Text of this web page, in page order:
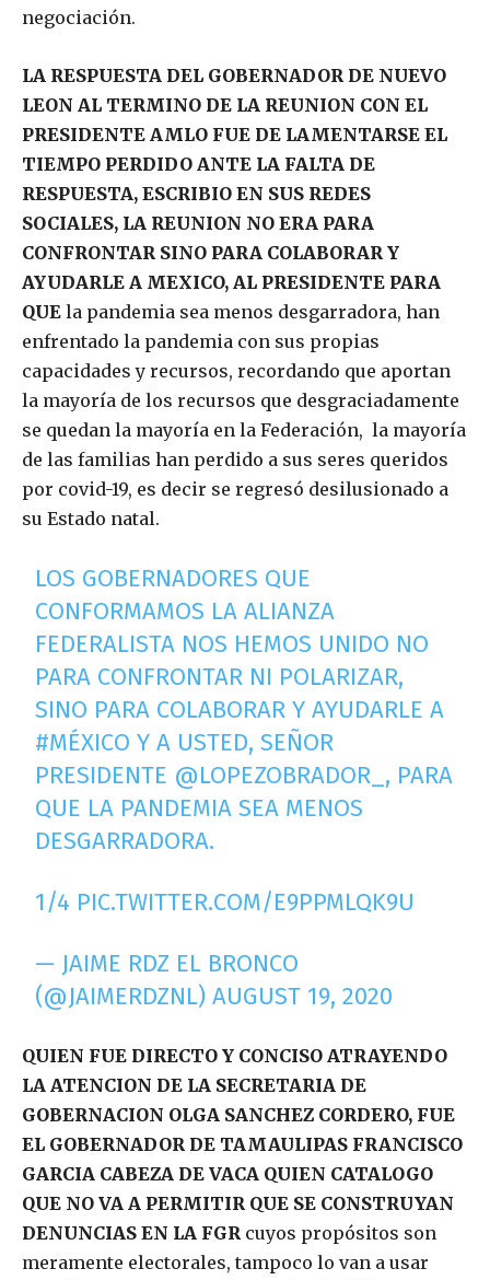
negociación.
LA RESPUESTA DEL GOBERNADOR DE NUEVO
LEON AL TERMINO DE LA REUNION CON EL
PRESIDENTE AMLO FUE DE LAMENTARSE EL
TIEMPO PERDIDO ANTE LA FALTA DE
RESPUESTA, ESCRIBIO EN SUS REDES
SOCIALES, LA REUNION NO ERA PARA
CONFRONTAR SINO PARA COLABORAR Y
AYUDARLE A MEXICO, AL PRESIDENTE PARA
QUE la pandemia sea menos desgarradora, han
enfrentado la pandemia con sus propias
capacidades y recursos, recordando que aportan
la mayoría de los recursos que desgraciadamente
se quedan la mayoría en la Federación, la mayoría
de las familias han perdido a sus seres queridos
por covid-19, es decir se regresó desilusionado a
su Estado natal.
LOS GOBERNADORES QUE
CONFORMAMOS LA ALIANZA
FEDERALISTA NOS HEMOS UNIDO NO
PARA CONFRONTAR NI POLARIZAR,
SINO PARA COLABORAR Y AYUDARLE A
#MÉXICO Y A USTED, SEÑOR
PRESIDENTE @LOPEZOBRADOR_ , PARA
QUE LA PANDEMIA SEA MENOS
DESGARRADORA.
1/4 PIC.TWITTER.COM/E9PPMLQK9U
— JAIME RDZ EL BRONCO
(@JAIMERDZNL)AUGUST 19, 2020
QUIEN FUE DIRECTO Y CONCISO ATRAYENDO
LA ATENCION DE LA SECRETARIA DE
GOBERNACION OLGA SANCHEZ CORDERO, FUE
EL GOBERNADOR DE TAMAULIPAS FRANCISCO
GARCIA CABEZA DE VACA QUIEN CATALOGO
QUE NO VA A PERMITIR QUE SE CONSTRUYAN
DENUNCIAS EN LA FGR cuyos propósitos son
meramente electorales, tampoco lo van a usar